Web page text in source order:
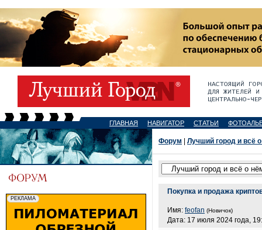
ГЛАВНАЯ НАВИГАТОР СТАТЬИ
Форум Лучший город и всё
Покупка и продажа
Имя: feofan (Новичок)
Дата: 17 июля 2024 года,